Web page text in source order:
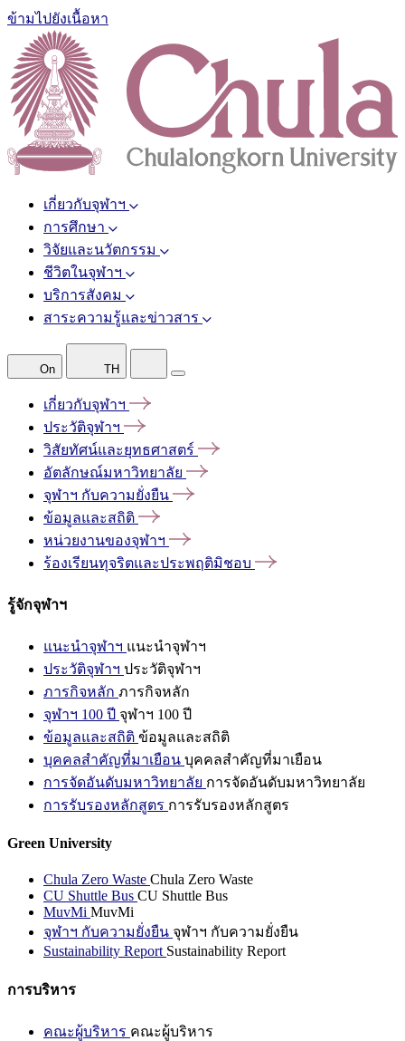
ข้ามไปยังเนื้อหา
เกี่ยวกับจุฬาฯ
การศึกษา
วิจัยและนวัตกรรม
ชีวิตในจุฬาฯ
บริการสังคม
สาระความรู้และข่าวสาร
On TH
เกี่ยวกับจุฬาฯ
ประวัติจุฬาฯ
วิสัยทัศน์และยุทธศาสตร์
อัตลักษณ์มหาวิทยาลัย
จุฬาฯ กับความยั่งยืน
ข้อมูลและสถิติ
หน่วยงานของจุฬาฯ
ร้องเรียนทุจริตและประพฤติมิชอบ
รู้จักจุฬาฯ
แนะนำจุฬาฯ แนะนำจุฬาฯ
ประวัติจุฬาฯ ประวัติจุฬาฯ
ภารกิจหลัก ภารกิจหลัก
จุฬาฯ 100 ปี จุฬาฯ 100 ปี
ข้อมูลและสถิติ ข้อมูลและสถิติ
บุคคลสำคัญที่มาเยือน บุคคลสำคัญที่มาเยือน
การจัดอันดับมหาวิทยาลัย การจัดอันดับมหาวิทยาลัย
การรับรองหลักสูตร การรับรองหลักสูตร
Green University
Chula Zero Waste Chula Zero Waste
CU Shuttle Bus CU Shuttle Bus
MuvMi MuvMi
จุฬาฯ กับความยั่งยืน จุฬาฯ กับความยั่งยืน
Sustainability Report Sustainability Report
การบริหาร
คณะผู้บริหาร คณะผู้บริหาร